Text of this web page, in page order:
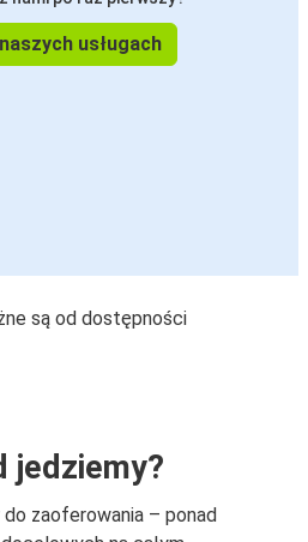
usługach
są od dostępności
jedziemy?
do zaoferowania – ponad